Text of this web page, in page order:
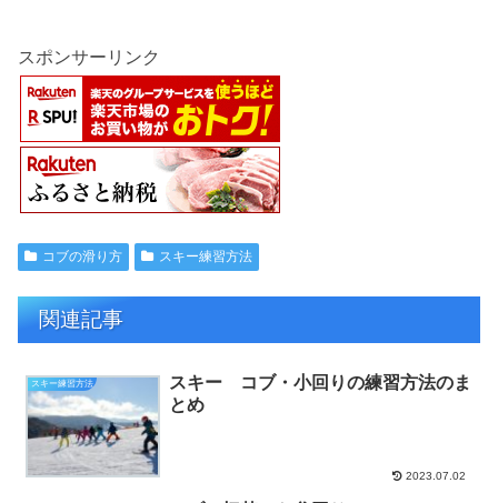
スポンサーリンク
コブの滑り方 スキー練習方法
関連記事
スキー練習方法
スキー コブ・小回りの練習方法のま
とめ
2023.07.02